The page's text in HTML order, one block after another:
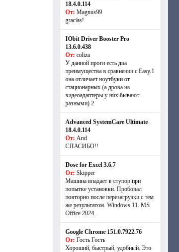
18.4.0.114
От: Magnus99
gracias!
IObit Driver Booster Pro
13.6.0.438
От: coliza
У данной проги есть два
преимущества в сравнении с Easy.1
она отличает ноутбуки от
стационарных (а дрова на
видеоадаптеры у них бывают
разными) 2
Advanced SystemCare Ultimate
18.4.0.114
От: And
СПАСИБО!!
Dose for Excel 3.6.7
От: Skipper
Машина впадает в ступор при
попытке установки. Пробовал
повторно после перезагрузки с тем
же результатом. Windows 11. MS
Offiсe 2024.
Google Chrome 151.0.7922.76
От: Гость Гость
Хороший, быстрый, удобный. Это